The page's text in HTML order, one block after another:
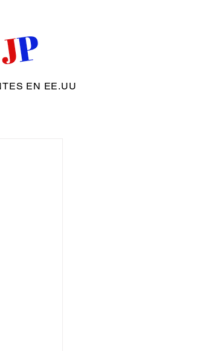
EN EE.UU